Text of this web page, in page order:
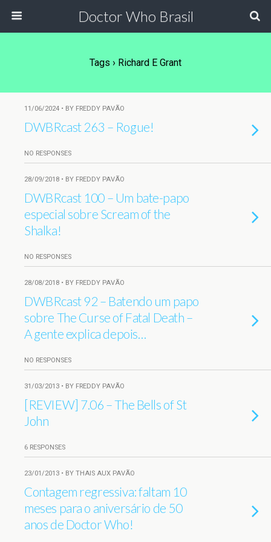
Doctor Who Brasil
Tags › Richard E Grant
11/06/2024 • BY FREDDY PAVÃO
DWBRcast 263 – Rogue!
NO RESPONSES
28/09/2018 • BY FREDDY PAVÃO
DWBRcast 100 – Um bate-papo
especial sobre Scream of the
Shalka!
NO RESPONSES
28/08/2018 • BY FREDDY PAVÃO
DWBRcast 92 – Batendo um papo
sobre The Curse of Fatal Death –
A gente explica depois…
NO RESPONSES
31/03/2013 • BY FREDDY PAVÃO
[REVIEW] 7.06 – The Bells of St
John
6 RESPONSES
23/01/2013 • BY THAIS AUX PAVÃO
Contagem regressiva: faltam 10
meses para o aniversário de 50
anos de Doctor Who!